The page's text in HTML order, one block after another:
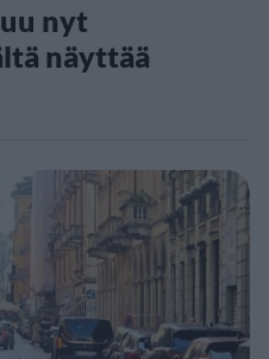
nyt
näyttää